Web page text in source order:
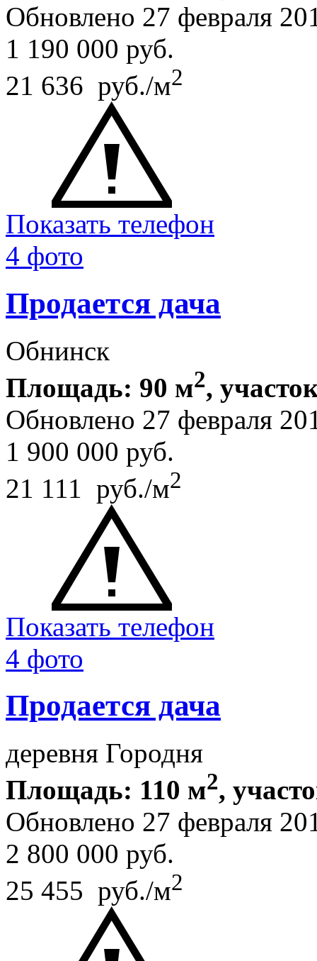
Обновлено 27 февраля
1 190 000 руб.
21 636 руб./м2
Показать телефон
4 фото
Продается дача
Обнинск
Площадь: 90 м2,
Обновлено 27 февраля
1 900 000 руб.
21 111 руб./м2
Показать телефон
4 фото
Продается дача
деревня Городня
Площадь: 110 м2,
Обновлено 27 февраля
2 800 000 руб.
25 455 руб./м2